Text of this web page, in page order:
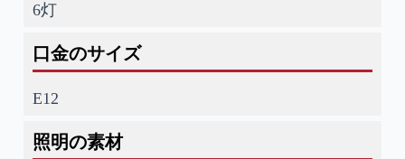
6灯
口金のサイズ
E12
照明の素材